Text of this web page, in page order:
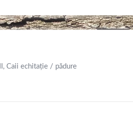
, Caii echitație / pădure